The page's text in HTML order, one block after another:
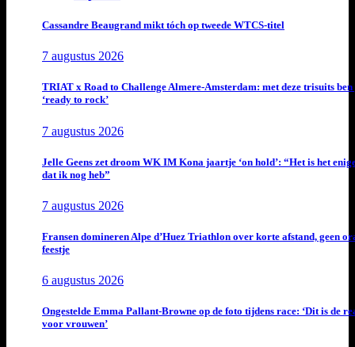
Cassandre Beaugrand mikt tóch op tweede WTCS-titel
7 augustus 2026
TRIAT x Road to Challenge Almere-Amsterdam: met deze trisuits ben
‘ready to rock’
7 augustus 2026
Jelle Geens zet droom WK IM Kona jaartje ‘on hold’: “Het is het
dat ik nog heb”
7 augustus 2026
Fransen domineren Alpe d’Huez Triathlon over korte afstand, geen
feestje
6 augustus 2026
Ongestelde Emma Pallant-Browne op de foto tijdens race: ‘Dit is de
voor vrouwen’